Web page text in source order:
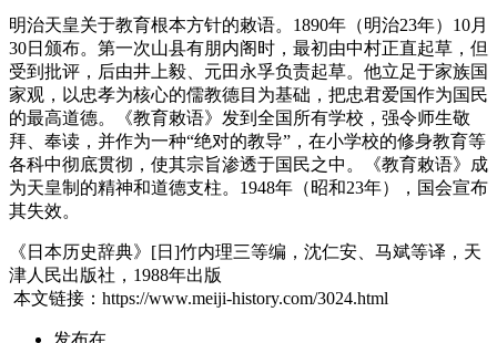
明治天皇关于教育根本方针的敕语。1890年（明治23年）10月
30日颁布。第一次山县有朋内阁时，最初由中村正直起草，但
受到批评，后由井上毅、元田永孚负责起草。他立足于家族国
家观，以忠孝为核心的儒教德目为基础，把忠君爱国作为国民
的最高道德。《教育敕语》发到全国所有学校，强令师生敬
拜、奉读，并作为一种“绝对的教导”，在小学校的修身教育等
各科中彻底贯彻，使其宗旨渗透于国民之中。《教育敕语》成
为天皇制的精神和道德支柱。1948年（昭和23年），国会宣布
其失效。
《日本历史辞典》[日]竹内理三等编，沈仁安、马斌等译，天
津人民出版社，1988年出版
本文链接：https://www.meiji-history.com/3024.html
发布在